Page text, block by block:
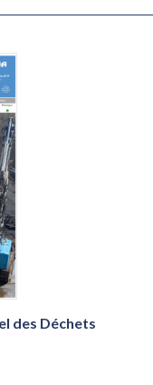
des Déchets